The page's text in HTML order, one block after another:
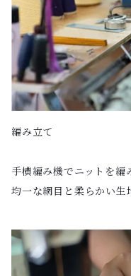
編み立て
手横編み機でニットを編
均一な網目と柔らかい生